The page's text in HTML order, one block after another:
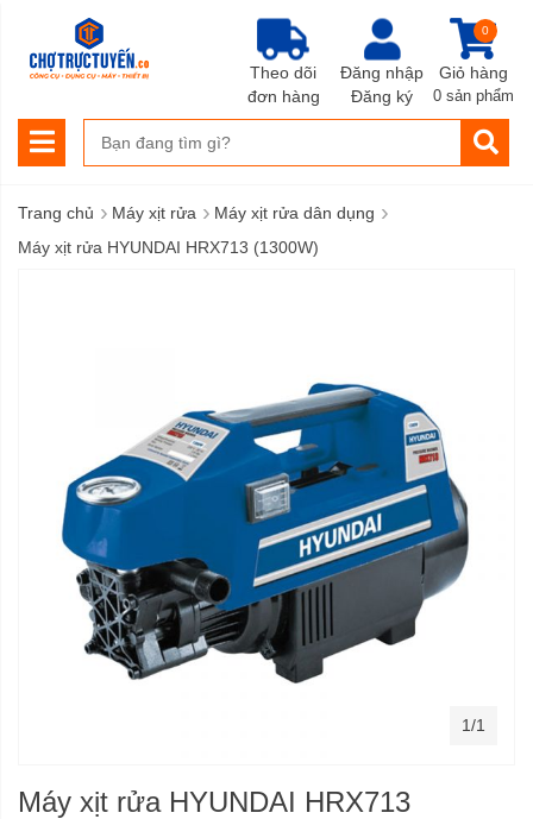
Đăng nhập
Đăng ký
Giỏ hàng
0
0 sản phẩm
Theo dõi
đơn hàng
Trang chủ › Máy xịt rửa › Máy xịt rửa dân dụng ›
Máy xịt rửa HYUNDAI HRX713 (1300W)
Máy xịt rửa HYUNDAI HRX713
1/1